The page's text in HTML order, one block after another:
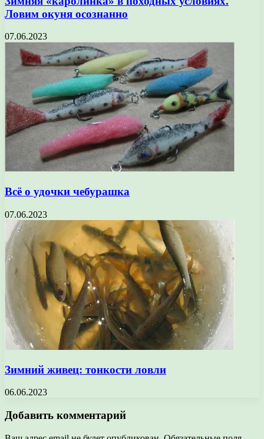
Ловим окуня осознанно
07.06.2023
Всё о удочки чебурашка
07.06.2023
Зимний живец: тонкости ловли
06.06.2023
Добавить комментарий